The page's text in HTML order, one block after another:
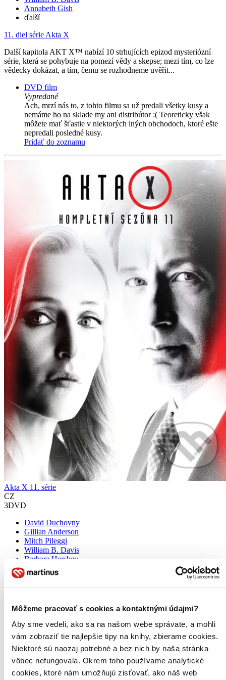
Môžeme pracovať s cookies a kontaktnými údajmi?
Aby sme vedeli, ako sa na našom webe správate, a mohli
vám zobraziť tie najlepšie tipy na knihy, zbierame cookies.
Niektoré sú naozaj potrebné a bez nich by naša stránka
vôbec nefungovala. Okrem toho používame analytické
cookies, ktoré nám umožňujú zisťovať, ako náš web
Annabeth Gish
ďalší
11. diel série Akta X
Další kapitola AKT X™ nabízí 10 strhujících epizod mysteriózní
série, která se pohybuje na pomezí vědy a skepse; mezi tím, co lze
vědecky dokázat, a tím, čemu se rozhodneme uvěřit...
DVD film
Vypredané
Ach, mrzí nás to, z tohto filmu sa už predali všetky kusy a
nemáme ho na sklade my ani distribútor :( Teoreticky však
môžete mať šťastie v niektorých iných obchodoch, ktoré ešte
nepredali posledné kusy.
Pridať do zoznamu
Akta X 11. série
CZ
3DVD
David Duchovny
Gillian Anderson
Mitch Pileggi
William B. Davis
Barbara Hershey
11. diel sérieAkta X
série, která se pohybuje na pomezí vědy a skepse; mezi tím, co lze
vědecky dokázat, a tím, čemu se rozhodneme uvěřit. David
Duchovny a Gillian Anderson se vrací v rolích agentů FBI...
DVD film
13,70 €
Do 4 – 6 dní
Tento produkt momentálne nemáme na sklade, ale zvyčajne